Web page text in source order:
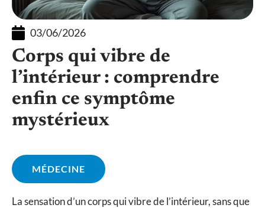
03/06/2026
Corps qui vibre de
l’intérieur : comprendre
enfin ce symptôme
mystérieux
MÉDECINE
La sensation d’un corps qui vibre de l’intérieur, sans que